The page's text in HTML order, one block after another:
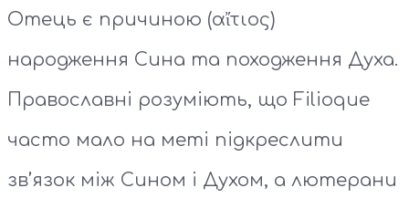
Отець є причиною (αἴτιος)
народження Сина та походження Духа.
Православні розуміють, що Filioque
часто мало на меті підкреслити
зв’язок між Сином і Духом, а лютерани